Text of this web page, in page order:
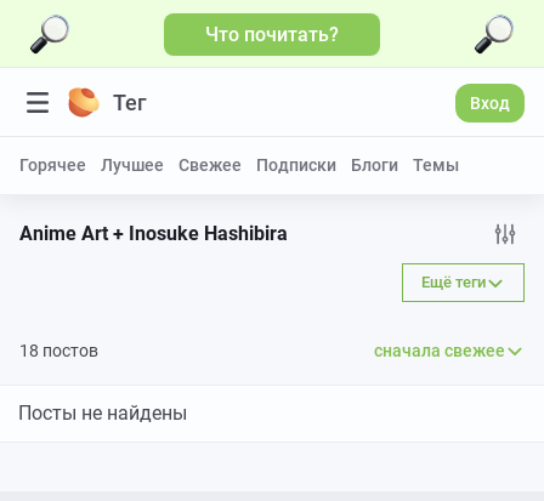
Что почитать?
Тег Вход
Горячее Лучшее Свежее Подписки Блоги Темы
Anime Art + Inosuke Hashibira
Ещё теги
18 постов сначала свежее
Посты не найдены